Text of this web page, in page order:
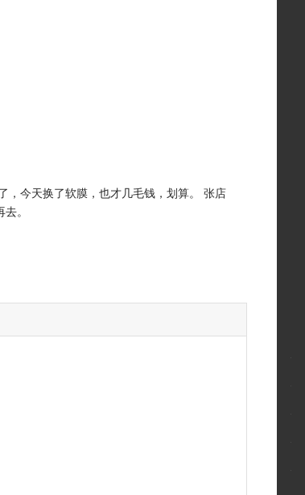
，今天换了软膜，也才几毛钱，划算。 张店
。